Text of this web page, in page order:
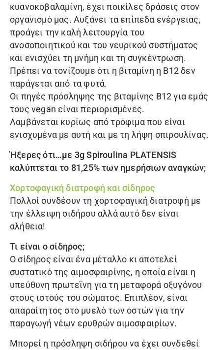
κυανοκοβαλαμίνη, έχει ποικίλες δράσεις στον
οργανισμό μας. Αυξάνει τα επίπεδα ενέργειας,
προάγει την καλή λειτουργία του
ανοσοποιητικού και του νευρικού συστήματος
και ενισχύει τη μνήμη και τη συγκέντρωση.
Πρέπει να τονίζουμε ότι η βιταμίνη η B12 δεν
παράγεται από τα φυτά.
Οι πηγές πρόσληψης της βιταμίνης Β12 για εμάς
τους vegan είναι περιορισμένες.
Λαμβάνεται κυρίως από τρόφιμα που είναι
ενισχυμένα με αυτή και με τη λήψη σπιρουλίνας.
Ήξερες ότι…με 3gSpiroulina PLATENSIS
καλύπτεται το 81,25% των ημερήσιων αναγκών;
Χορτοφαγική διατροφή και σίδηρος
Πολλοί συνδέουν τη χορτοφαγική διατροφή με
την έλλειψη σιδήρου αλλά αυτό δεν είναι
αλήθεια!
Τι είναι ο σίδηρος;
Ο σίδηρος είναι ένα μέταλλο κι αποτελεί
συστατικό της αιμοσφαιρίνης, η οποία είναι η
υπεύθυνη πρωτεΐνη για τη μεταφορά οξυγόνου
στους ιστούς του σώματος. Επιπλέον, είναι
απαραίτητος στο μυελό των οστών για την
παραγωγή νέων ερυθρών αιμοσφαιρίων.
Μπορεί η πρόσληψη σιδήρου να έχει συνδεθεί